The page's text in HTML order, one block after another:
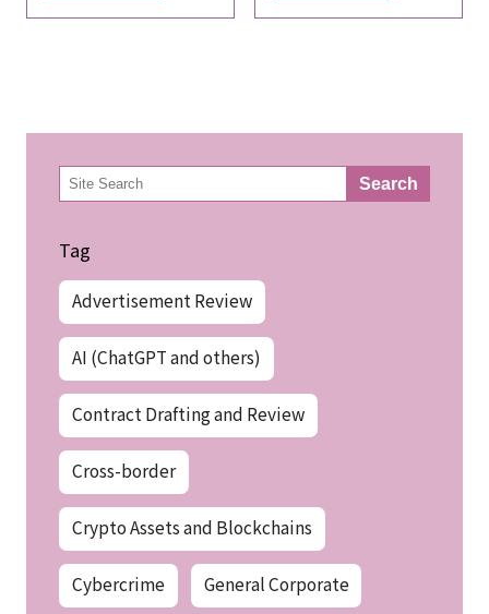
検
索 Search
Tag
Advertisement Review
AI (ChatGPT and others)
Contract Drafting and Review
Cross-border
Crypto Assets and Blockchains
Cybercrime General Corporate